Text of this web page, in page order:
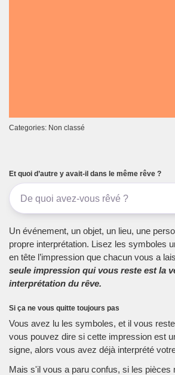
Categories: Non classé
Et quoi d’autre y avait-il dans le même rêve ?
Un événement, un objet, un lieu, une
propre interprétation. Lisez les symboles
en tête l’impression que chacun vous a
seule impression qui vous reste est la
interprétation du rêve.
Si ça ne vous quitte toujours pas
Vous avez lu les symboles, et il vous
vous pouvez dire si cette impression est
signe, alors vous avez déjà interprété
Mais s'il vous a paru confus, si les pièces